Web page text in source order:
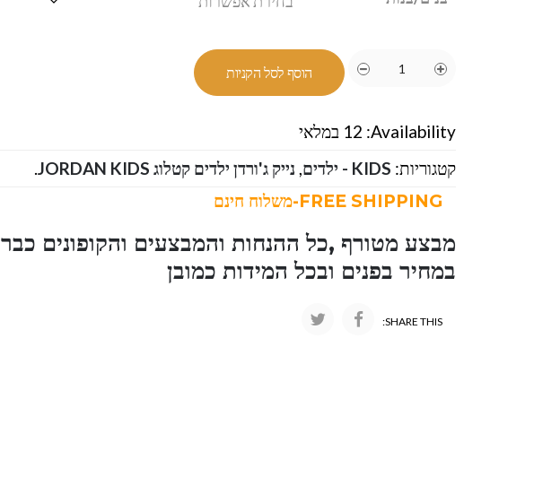
הוסף לסל הקניות
Availability: 12 במלאי
קטגוריות: KIDS - ילדים , נייק ג'ורדן ילדים קטלוג JORDAN KIDS
.
מבצע מטורף ,כל ההנחות והמבצעים והקופונים כבר
במחיר בפנים ובכל המידות כמובן
SHARE THIS: